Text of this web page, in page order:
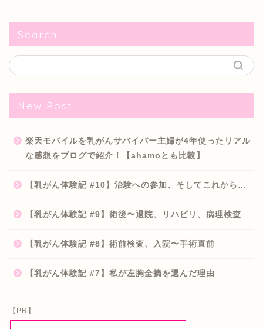
Search
New Post
楽天モバイルを乳がんサバイバー主婦が4年使ったリアル
な感想をブログで紹介！【ahamoとも比較】
【乳がん体験記 #10】治験への参加、そしてこれから…
【乳がん体験記 #9】術後〜退院、リハビリ、病理検査
【乳がん体験記 #8】術前検査、入院〜手術直前
【乳がん体験記 #7】私が左胸全摘を選んだ理由
【PR】